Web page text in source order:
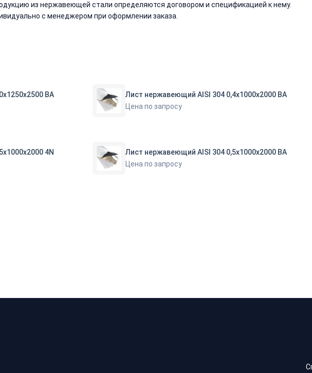
из нержавеющей стали определяются договором и спецификацией к нему.
с менеджером при оформлении заказа.
ВА
Лист нержавеющий AISI 304 0,4х1000х2000 ВА
Цена по запросу
4N
Лист нержавеющий AISI 304 0,5х1000х2000 BA
Цена по запросу